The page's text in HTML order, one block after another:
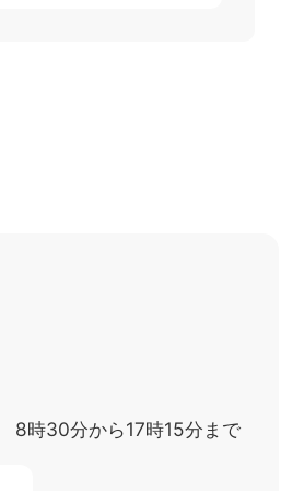
8時30分から17時15分まで